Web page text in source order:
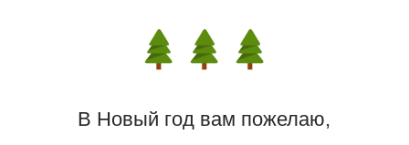
В Новый год вам пожелаю,